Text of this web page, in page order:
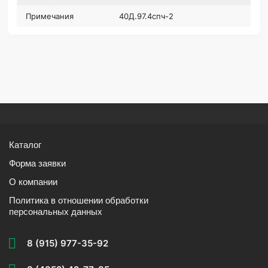
Примечания 40Д.97.4спч-2
Каталог
Форма заявки
О компании
Политика в отношении обработки
персональных данных
8 (915) 977-35-92